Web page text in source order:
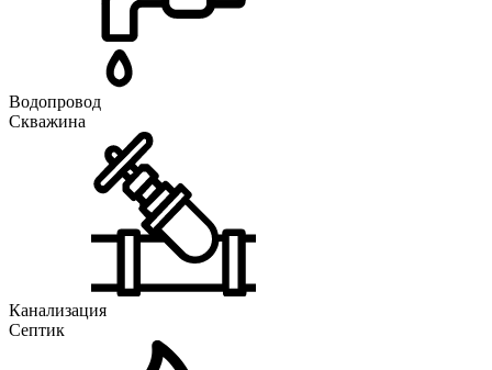
Водопровод
Скважина
Канализация
Септик